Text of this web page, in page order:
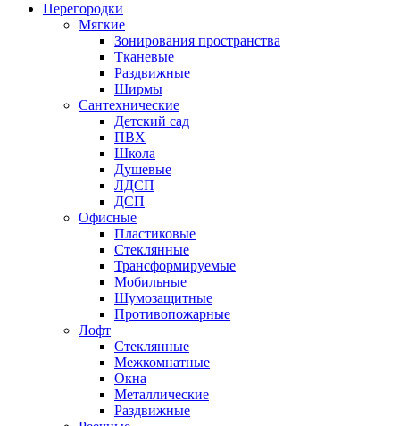
Перегородки
Мягкие
Зонирования пространства
Тканевые
Раздвижные
Ширмы
Сантехнические
Детский сад
ПВХ
Школа
Душевые
ЛДСП
ДСП
Офисные
Пластиковые
Стеклянные
Трансформируемые
Мобильные
Шумозащитные
Противопожарные
Лофт
Стеклянные
Межкомнатные
Окна
Металлические
Раздвижные